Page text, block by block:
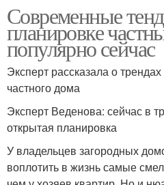
Современные
планировке
популярно сейчас
Эксперт рассказала о
частного дома
Эксперт Веденова: сейчас в
открытая планировка
У владельцев загородных
воплотить в жизнь самые